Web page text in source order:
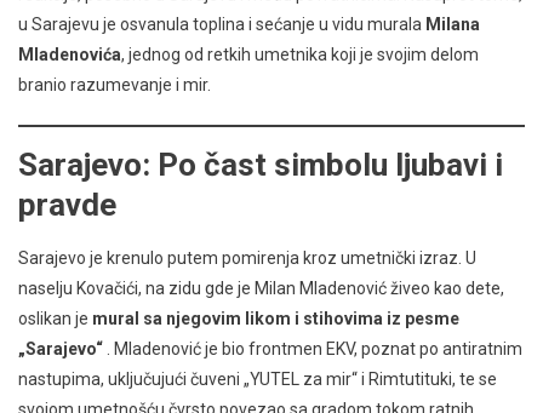
u Sarajevu je osvanula toplina i sećanje u vidu murala Milana
Mladenovića, jednog od retkih umetnika koji je svojim delom
branio razumevanje i mir.
Sarajevo: Po čast simbolu ljubavi i
pravde
Sarajevo je krenulo putem pomirenja kroz umetnički izraz. U
naselju Kovačići, na zidu gde je Milan Mladenović živeo kao dete,
oslikan je mural sa njegovim likom i stihovima iz pesme
„Sarajevo“ . Mladenović je bio frontmen EKV, poznat po antiratnim
nastupima, uključujući čuveni „YUTEL za mir“ i Rimtutituki, te se